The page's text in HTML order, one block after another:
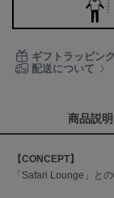
Calvin Klein
CELFORD
Clarks Premium
クラークス
ギフトラッピン
配送について
商品説明
【CONCEPT】
「Safari Lounge」と